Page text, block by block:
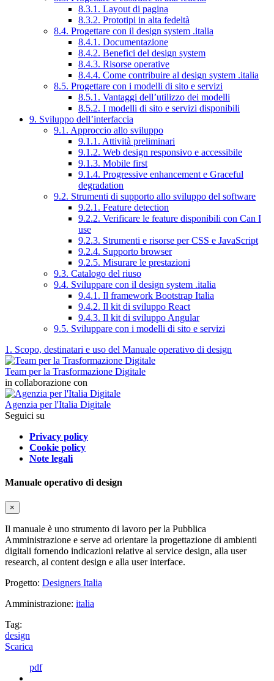
8.3.1. Layout di pagina
8.3.2. Prototipi in alta fedeltà
8.4. Progettare con il design system .italia
8.4.1. Documentazione
8.4.2. Benefici del design system
8.4.3. Risorse operative
8.4.4. Come contribuire al design system .italia
8.5. Progettare con i modelli di sito e servizi
8.5.1. Vantaggi dell’utilizzo dei modelli
8.5.2. I modelli di sito e servizi disponibili
9. Sviluppo dell’interfaccia
9.1. Approccio allo sviluppo
9.1.1. Attività preliminari
9.1.2. Web design responsivo e accessibile
9.1.3. Mobile first
9.1.4. Progressive enhancement e Graceful
degradation
9.2. Strumenti di supporto allo sviluppo del software
9.2.1. Feature detection
9.2.2. Verificare le feature disponibili con Can I
use
9.2.3. Strumenti e risorse per CSS e JavaScript
9.2.4. Supporto browser
9.2.5. Misurare le prestazioni
9.3. Catalogo del riuso
9.4. Sviluppare con il design system .italia
9.4.1. Il framework Bootstrap Italia
9.4.2. Il kit di sviluppo React
9.4.3. Il kit di sviluppo Angular
9.5. Sviluppare con i modelli di sito e servizi
1. Scopo, destinatari e uso del Manuale operativo di design
Team per la Trasformazione Digitale
in collaborazione con
Agenzia per l'Italia Digitale
Seguici su
Privacy policy
Cookie policy
Note legali
Manuale operativo di design
×
Il manuale è uno strumento di lavoro per la Pubblica
Amministrazione e serve ad orientare la progettazione di ambienti
digitali fornendo indicazioni relative al service design, alla user
research, al content design e alla user interface.
Progetto: Designers Italia
Amministrazione: italia
Tag:
design
Scarica
pdf